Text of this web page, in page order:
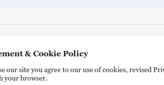
& Cookie Policy
our site you agree to our use of cookies, revised
your browser.